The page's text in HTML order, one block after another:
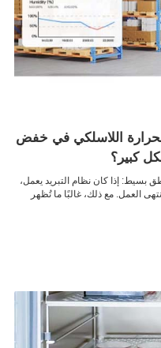
اللاسلكي في خفض
كبير؟
بسيط: إذا كان نظام التبريد يعمل،
مئوية، فقد انتهى العمل. مع ذلك، غالبًا ما تُظهر